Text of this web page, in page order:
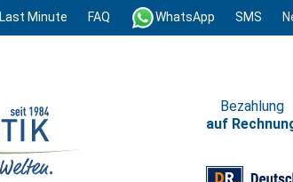
Last Minute FAQ WhatsApp SMS
Bezahlung
auf